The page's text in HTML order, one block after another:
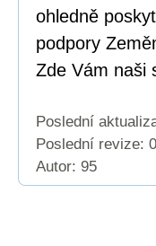
ohledně
podpory
Zde Vám naši
Poslední
Poslední revize:
Autor: 95